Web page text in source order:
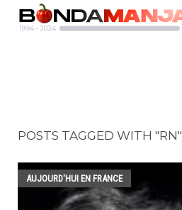
POSTS TAGGED WITH "RN"
AUJOURD'HUI EN FRANCE